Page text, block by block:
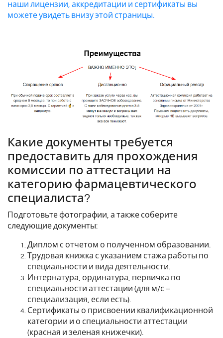
наши лицензии, аккредитации и сертификаты вы
можете увидеть внизу этой страницы.
Какие документы требуется
предоставить для прохождения
комиссии по аттестации на
категорию фармацевтического
специалиста?
Подготовьте фотографии, а также соберите
следующие документы:
Диплом с отчетом о полученном образовании.
Трудовая книжка с указанием стажа работы по
специальности и вида деятельности.
Интернатура, ординатура, первичка по
специальности аттестации (для м/с –
специализация, если есть).
Сертификаты о присвоении квалификационной
категории и о специальности аттестации
(красная и зеленая книжечки).